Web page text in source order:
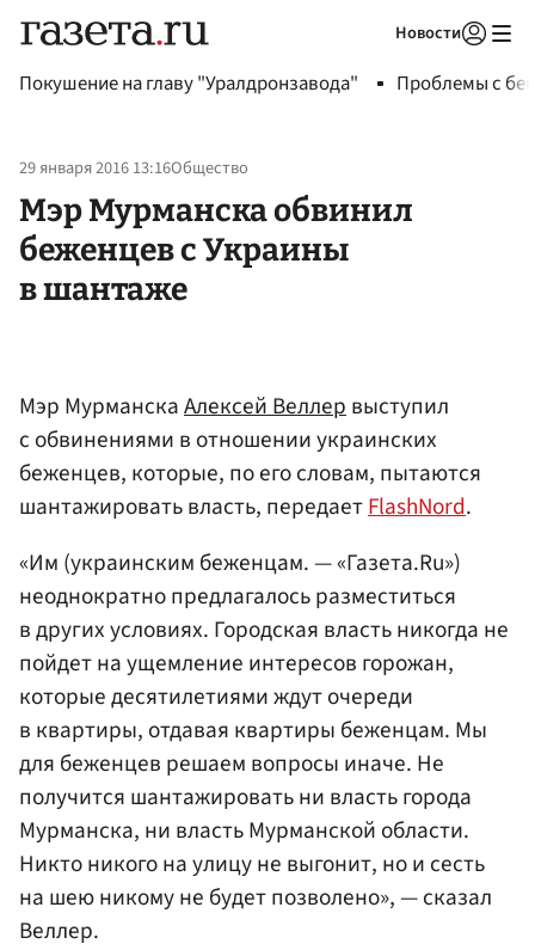
Новости
Покушение на главу "Уралдронзавода" Проблемы с
29 января 2016 13:16Общество
Мэр Мурманска обвинил
беженцев с Украины
в шантаже
Мэр МурманскаАлексей Веллервыступил
с обвинениями в отношении украинских
беженцев, которые, по его словам, пытаются
шантажировать власть, передаетFlashNord.
«Им (украинским беженцам. — «Газета.Ru»)
неоднократно предлагалось разместиться
в других условиях. Городская власть никогда не
пойдет на ущемление интересов горожан,
которые десятилетиями ждут очереди
в квартиры, отдавая квартиры беженцам. Мы
для беженцев решаем вопросы иначе. Не
получится шантажировать ни власть города
Мурманска, ни власть Мурманской области.
Никто никого на улицу не выгонит, но и сесть
на шею никому не будет позволено», — сказал
Веллер.